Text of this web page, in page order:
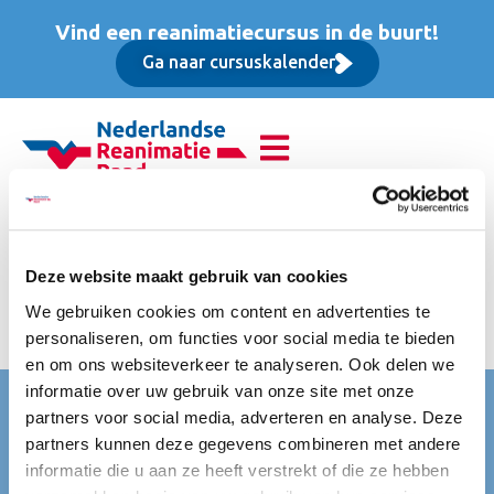
Deze website maakt gebruik van cookies
We gebruiken cookies om content en advertenties te
personaliseren, om functies voor social media te bieden
en om ons websiteverkeer te analyseren. Ook delen we
informatie over uw gebruik van onze site met onze
partners voor social media, adverteren en analyse. Deze
partners kunnen deze gegevens combineren met andere
informatie die u aan ze heeft verstrekt of die ze hebben
Vind een reanimatiecursus in de buurt!
Ga naar cursuskalender
Reanimatie van
volwassenen (BLS),
Basis cursus
Nederlandse Reanimatie Raad (NRR)
Mercatorlaan 1200
3528 BL Utrecht